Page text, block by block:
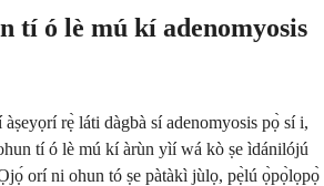
tí ó lè mú kí adenomyosis
rẹ̀ láti dàgbà sí adenomyosis pọ̀ sí i,
tí ó lè mú kí àrùn yìí wá kò ṣe ìdánilójú
orí ni ohun tó ṣe pàtàkì jùlọ, pẹ̀lú ọ̀pọ̀lọpọ̀